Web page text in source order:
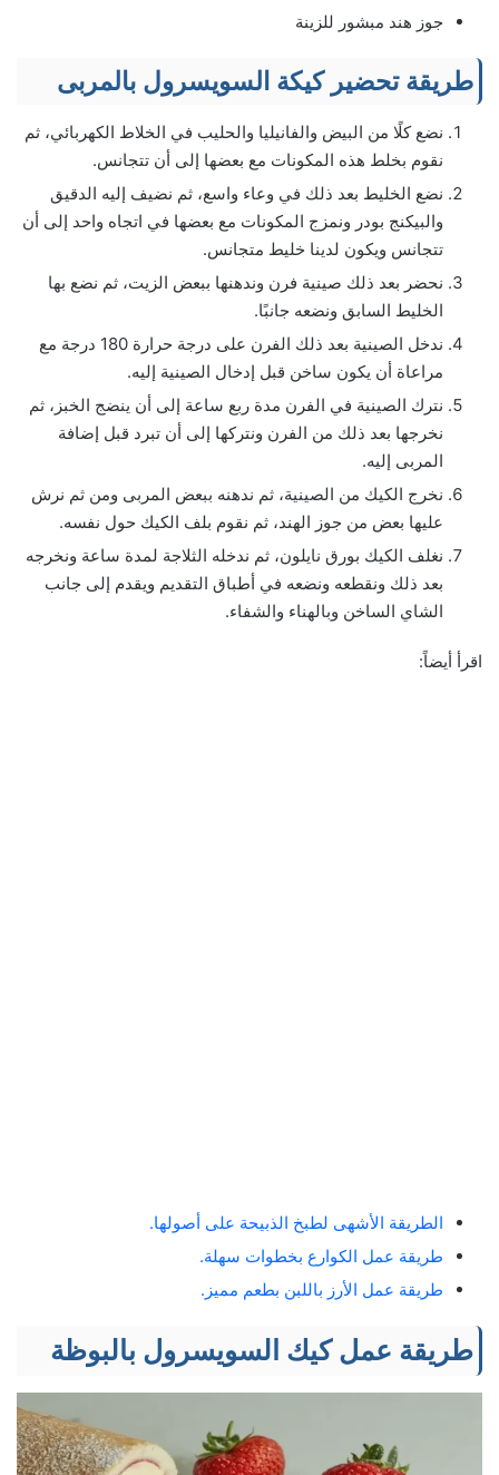
جوز هند مبشور للزينة
طريقة تحضير كيكة السويسرول بالمربى
نضع كلًا من البيض والفانيليا والحليب في الخلاط الكهربائي، ثم
نقوم بخلط هذه المكونات مع بعضها إلى أن تتجانس.
نضع الخليط بعد ذلك في وعاء واسع، ثم نضيف إليه الدقيق
والبيكنج بودر ونمزج المكونات مع بعضها في اتجاه واحد إلى أن
تتجانس ويكون لدينا خليط متجانس.
نحضر بعد ذلك صينية فرن وندهنها ببعض الزيت، ثم نضع بها
الخليط السابق ونضعه جانبًا.
ندخل الصينية بعد ذلك الفرن على درجة حرارة 180 درجة مع
مراعاة أن يكون ساخن قبل إدخال الصينية إليه.
نترك الصينية في الفرن مدة ربع ساعة إلى أن ينضج الخبز، ثم
نخرجها بعد ذلك من الفرن ونتركها إلى أن تبرد قبل إضافة
المربى إليه.
نخرج الكيك من الصينية، ثم ندهنه ببعض المربى ومن ثم نرش
عليها بعض من جوز الهند، ثم نقوم بلف الكيك حول نفسه.
نغلف الكيك بورق نايلون، ثم ندخله الثلاجة لمدة ساعة ونخرجه
بعد ذلك ونقطعه ونضعه في أطباق التقديم ويقدم إلى جانب
الشاي الساخن وبالهناء والشفاء.
اقرأ أيضاً:
الطريقة الأشهى لطبخ الذبيحة على أصولها.
طريقة عمل الكوارع بخطوات سهلة.
طريقة عمل الأرز باللبن بطعم مميز.
طريقة عمل كيك السويسرول بالبوظة